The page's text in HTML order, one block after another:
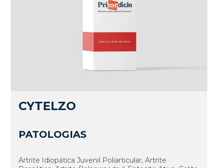
CYTELZO
PATOLOGIAS
Artrite Idiopática Juvenil Poliarticular, Artrite